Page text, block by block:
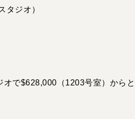
ジオ）
で$628,000（1203号室）からと